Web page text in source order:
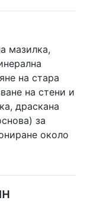
мазилка,
на стара
на стени и
драскана
за
около